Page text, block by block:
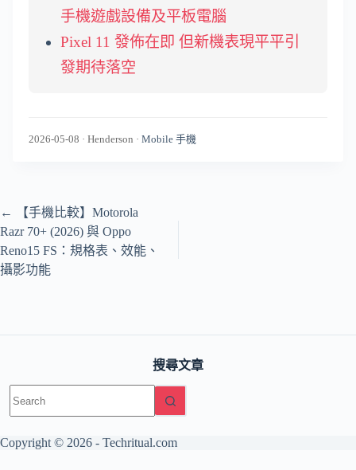
手機遊戲設備及平板電腦
Pixel 11 發佈在即 但新機表現平平引
發期待落空
2026-05-08 · Henderson · Mobile 手機
←
【手機比較】Motorola
Razr 70+ (2026) 與 Oppo
Reno15 FS：規格表、效能、
攝影功能
搜尋文章
results
Copyright © 2026 - Techritual.com